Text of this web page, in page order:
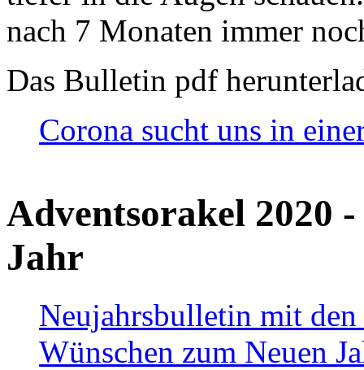
nach 7 Monaten immer
Das Bulletin pdf
Corona sucht uns in
Adventsorakel 2020
Jahr
Neujahrsbulletin mit den
Wünschen zum Neuen